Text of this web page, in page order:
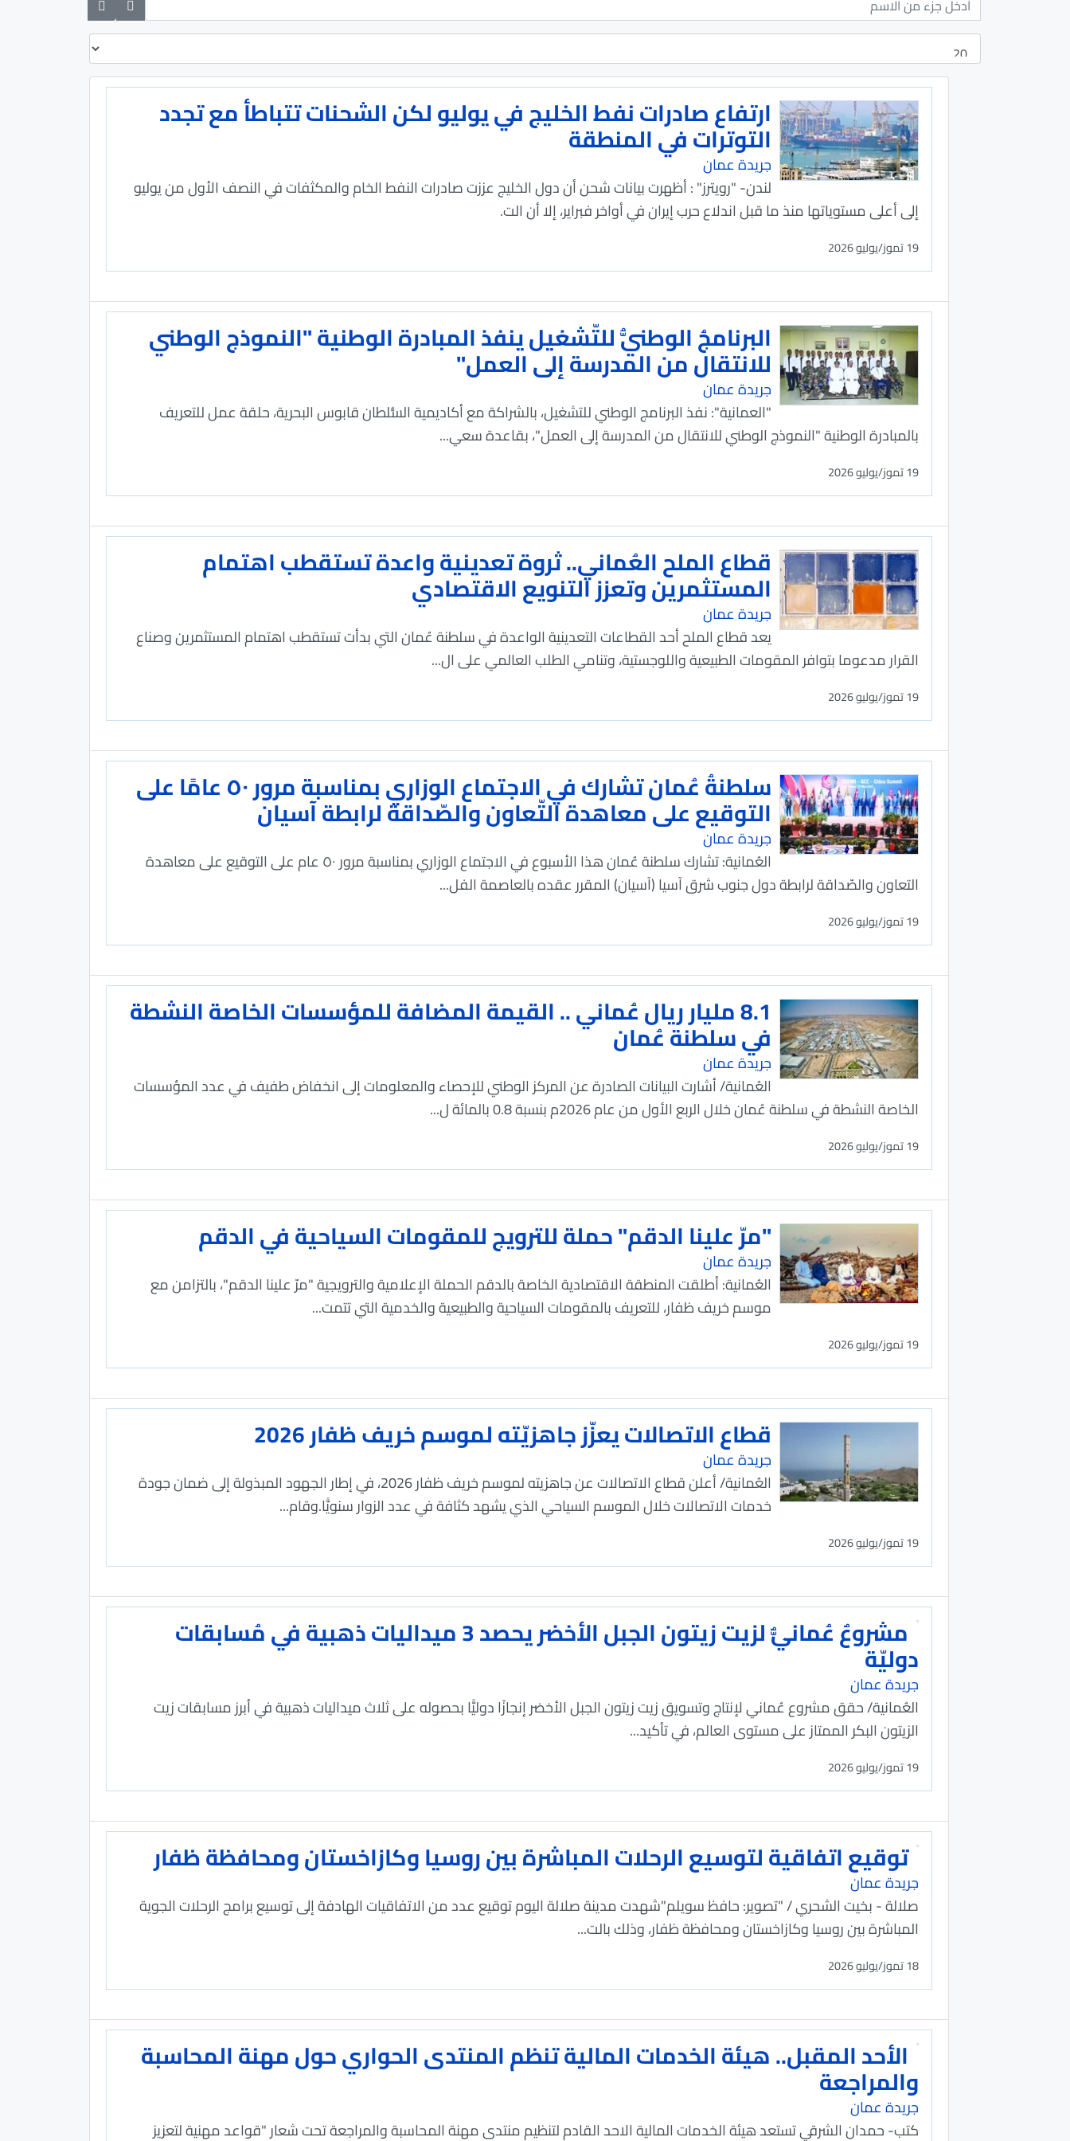
ارتفاع صادرات نفط الخليج في يوليو لكن الشحنات تتباطأ مع تجدد
التوترات في المنطقة
جريدة عمان
لندن- "رويترز" : أظهرت بيانات شحن أن دول الخليج عززت صادرات النفط الخام والمكثفات في النصف الأول من يوليو
إلى أعلى مستوياتها منذ ما قبل اندلاع حرب إيران في أواخر فبراير، إلا أن الت.
19 تموز/يوليو 2026
البرنامجُ الوطنيُّ للتّشغيل ينفذ المبادرة الوطنية "النموذج الوطني
للانتقال من المدرسة إلى العمل"
جريدة عمان
"العمانية": نفذ البرنامج الوطني للتشغيل، بالشراكة مع أكاديمية السُّلطان قابوس البحرية، حلقة عمل للتعريف
بالمبادرة الوطنية "النموذج الوطني للانتقال من المدرسة إلى العمل"، بقاعدة سعي...
19 تموز/يوليو 2026
قطاع الملح العُماني.. ثروة تعدينية واعدة تستقطب اهتمام
المستثمرين وتعزز التنويع الاقتصادي
جريدة عمان
يعد قطاع الملح أحد القطاعات التعدينية الواعدة في سلطنة عُمان التي بدأت تستقطب اهتمام المستثمرين وصناع
القرار مدعوما بتوافر المقومات الطبيعية واللوجستية، وتنامي الطلب العالمي على ال...
19 تموز/يوليو 2026
سلطنةُ عُمان تشارك في الاجتماع الوزاري بمناسبة مرور ٥٠ عامًا على
التوقيع على معاهدة التّعاون والصّداقة لرابطة آسيان
جريدة عمان
العُمانية: تشارك سلطنة عُمان هذا الأسبوع في الاجتماع الوزاري بمناسبة مرور ٥٠ عام على التوقيع على معاهدة
التعاون والصّداقة لرابطة دول جنوب شرق آسيا (آسيان) المقرر عقده بالعاصمة الفل...
19 تموز/يوليو 2026
8.1 مليار ريال عُماني .. القيمة المضافة للمؤسسات الخاصة النشطة
في سلطنة عُمان
جريدة عمان
العُمانية/ أشارت البيانات الصادرة عن المركز الوطني للإحصاء والمعلومات إلى انخفاض طفيف في عدد المؤسسات
الخاصة النشطة في سلطنة عُمان خلال الربع الأول من عام 2026م بنسبة 0.8 بالمائة ل...
19 تموز/يوليو 2026
"مرّ علينا الدقم" حملة للترويج للمقومات السياحية في الدقم
جريدة عمان
العُمانية: أطلقت المنطقة الاقتصادية الخاصة بالدقم الحملة الإعلامية والترويجية "مرّ علينا الدقم"، بالتزامن مع
موسم خريف ظفار، للتعريف بالمقومات السياحية والطبيعية والخدمية التي تتمت...
19 تموز/يوليو 2026
قطاع الاتصالات يعزّز جاهزيّته لموسم خريف ظفار 2026
جريدة عمان
العُمانية/ أعلن قطاع الاتصالات عن جاهزيته لموسم خريف ظفار 2026، في إطار الجهود المبذولة إلى ضمان جودة
خدمات الاتصالات خلال الموسم السياحي الذي يشهد كثافة في عدد الزوار سنويًّا.وقام...
19 تموز/يوليو 2026
مشروعٌ عُمانيٌّ لزيت زيتون الجبل الأخضر يحصد 3 ميداليات ذهبية في مُسابقات
دوليّة
جريدة عمان
العُمانية/ حقق مشروع عُماني لإنتاج وتسويق زيت زيتون الجبل الأخضر إنجازًا دوليًّا بحصوله على ثلاث ميداليات ذهبية في أبرز مسابقات زيت
الزيتون البكر الممتاز على مستوى العالم، في تأكيد...
19 تموز/يوليو 2026
توقيع اتفاقية لتوسيع الرحلات المباشرة بين روسيا وكازاخستان ومحافظة ظفار
جريدة عمان
صلالة - بخيت الشحري / "تصوير: حافظ سويلم"شهدت مدينة صلالة اليوم توقيع عدد من الاتفاقيات الهادفة إلى توسيع برامج الرحلات الجوية
المباشرة بين روسيا وكازاخستان ومحافظة ظفار، وذلك بالت...
18 تموز/يوليو 2026
الأحد المقبل.. هيئة الخدمات المالية تنظم المنتدى الحواري حول مهنة المحاسبة
والمراجعة
جريدة عمان
كتب- حمدان الشرقي تستعد هيئة الخدمات المالية الاحد القادم لتنظيم منتدى مهنة المحاسبة والمراجعة تحت شعار "قواعد مهنية لتعزيز